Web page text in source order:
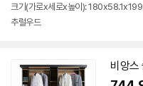
크기(가로x세로x높이):
추럴우드
비앙스